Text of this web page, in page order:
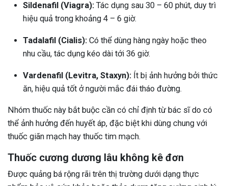
Sildenafil (Viagra): Tác dụng sau 30 – 60 phút, duy trì
hiệu quả trong khoảng 4 – 6 giờ.
Tadalafil (Cialis): Có thể dùng hàng ngày hoặc theo
nhu cầu, tác dụng kéo dài tới 36 giờ.
Vardenafil (Levitra, Staxyn): Ít bị ảnh hưởng bởi thức
ăn, hiệu quả tốt ở người mắc đái tháo đường.
Nhóm thuốc này bắt buộc cần có chỉ định từ bác sĩ do có
thể ảnh hưởng đến huyết áp, đặc biệt khi dùng chung với
thuốc giãn mạch hay thuốc tim mạch.
Thuốc cương dương lâu không kê đơn
Được quảng bá rộng rãi trên thị trường dưới dạng thực